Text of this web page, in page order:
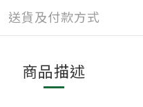
送貨及付款方式
商品描述